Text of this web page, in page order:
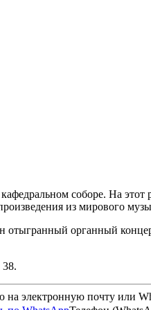
соборе. На
из мирового
органный
на электронную почту или